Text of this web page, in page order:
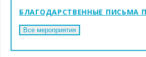
БЛАГОДАРСТВЕННЫЕ ПИСЬМА